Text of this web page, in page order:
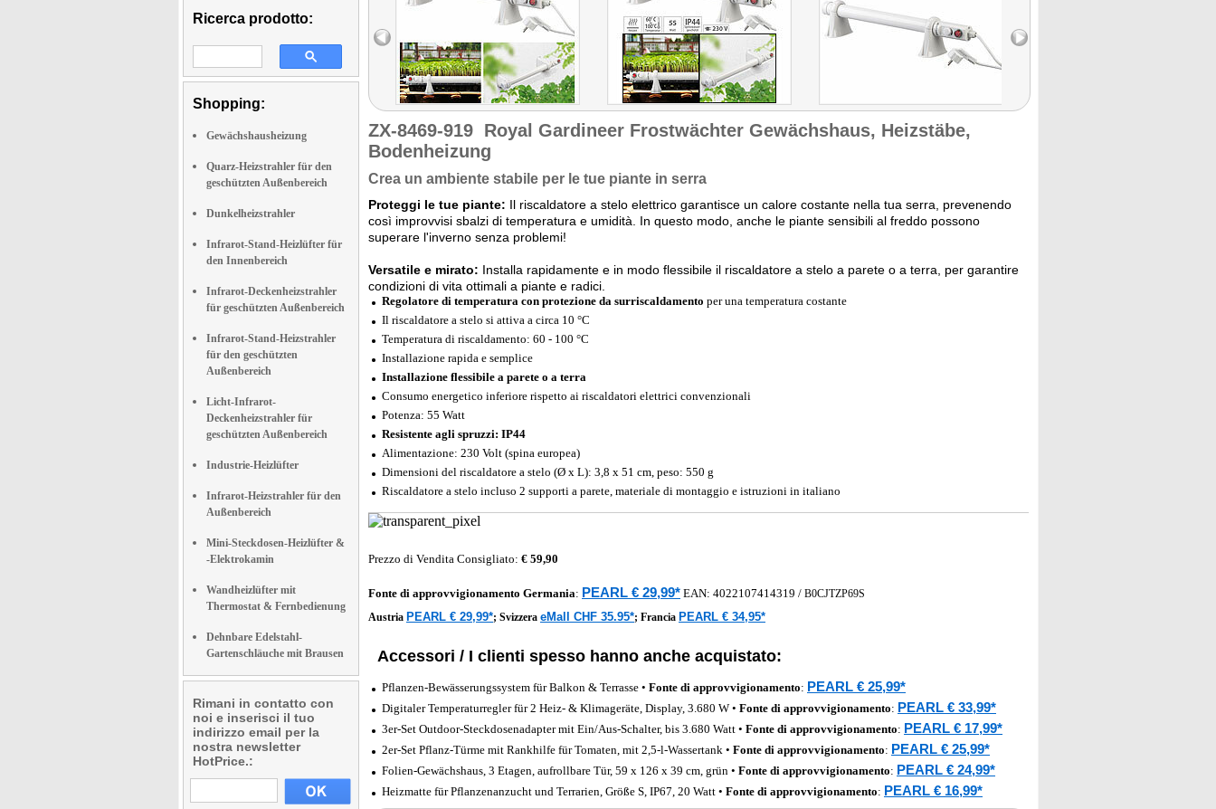
Ricerca prodotto:
Shopping:
Gewächshausheizung
Quarz-Heizstrahler für den
geschützten Außenbereich
Dunkelheizstrahler
Infrarot-Stand-Heizlüfter für
den Innenbereich
Infrarot-Deckenheizstrahler
für geschützten Außenbereich
Infrarot-Stand-Heizstrahler
für den geschützten
Außenbereich
Licht-Infrarot-
Deckenheizstrahler für
geschützten Außenbereich
Industrie-Heizlüfter
Infrarot-Heizstrahler für den
Außenbereich
Mini-Steckdosen-Heizlüfter &
-Elektrokamin
Wandheizlüfter mit
Thermostat & Fernbedienung
Dehnbare Edelstahl-
Gartenschläuche mit Brausen
Rimani in contatto con
noi e inserisci il tuo
indirizzo email per la
nostra newsletter
HotPrice.:
ZX-8469-919 Royal Gardineer Frostwächter Gewächshaus, Heizstäbe,
Bodenheizung
Crea un ambiente stabile per le tue piante in serra
Proteggi le tue piante: Il riscaldatore a stelo elettrico garantisce un calore costante nella tua serra, prevenendo
così improvvisi sbalzi di temperatura e umidità. In questo modo, anche le piante sensibili al freddo possono
superare l'inverno senza problemi!
Versatile e mirato: Installa rapidamente e in modo flessibile il riscaldatore a stelo a parete o a terra, per garantire
condizioni di vita ottimali a piante e radici.
Regolatore di temperatura con protezione da surriscaldamento per una temperatura costante
Il riscaldatore a stelo si attiva a circa 10 °C
Temperatura di riscaldamento: 60 - 100 °C
Installazione rapida e semplice
Installazione flessibile a parete o a terra
Consumo energetico inferiore rispetto ai riscaldatori elettrici convenzionali
Potenza: 55 Watt
Resistente agli spruzzi: IP44
Alimentazione: 230 Volt (spina europea)
Dimensioni del riscaldatore a stelo (Ø x L): 3,8 x 51 cm, peso: 550 g
Riscaldatore a stelo incluso 2 supporti a parete, materiale di montaggio e istruzioni in italiano
Prezzo di Vendita Consigliato: € 59,90
Fonte di approvvigionamento Germania: PEARL € 29,99* EAN: 4022107414319 / B0CJTZP69S
Austria PEARL € 29,99*; Svizzera eMall CHF 35.95*; Francia PEARL € 34,95*
Accessori / I clienti spesso hanno anche acquistato:
Pflanzen-Bewässerungssystem für Balkon & Terrasse • Fonte di approvvigionamento: PEARL € 25,99*
Digitaler Temperaturregler für 2 Heiz- & Klimageräte, Display, 3.680 W • Fonte di approvvigionamento: PEARL € 33,99*
3er-Set Outdoor-Steckdosenadapter mit Ein/Aus-Schalter, bis 3.680 Watt • Fonte di approvvigionamento: PEARL € 17,99*
2er-Set Pflanz-Türme mit Rankhilfe für Tomaten, mit 2,5-l-Wassertank • Fonte di approvvigionamento: PEARL € 25,99*
Folien-Gewächshaus, 3 Etagen, aufrollbare Tür, 59 x 126 x 39 cm, grün • Fonte di approvvigionamento: PEARL € 24,99*
Heizmatte für Pflanzenanzucht und Terrarien, Größe S, IP67, 20 Watt • Fonte di approvvigionamento: PEARL € 16,99*